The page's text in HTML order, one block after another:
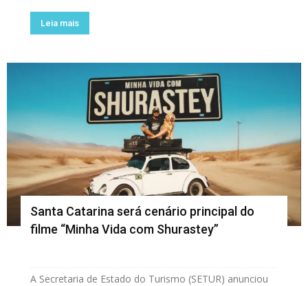
Leia mais
Santa Catarina será cenário principal do
filme “Minha Vida com Shurastey”
A Secretaria de Estado do Turismo (SETUR) anunciou